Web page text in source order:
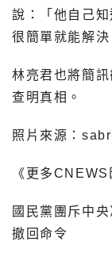
說：「他自己
很簡單就能解決
林亮君也將簡
查明真相。
照片來源：
《更多CNEWS
國民黨團斥中
撤回命令